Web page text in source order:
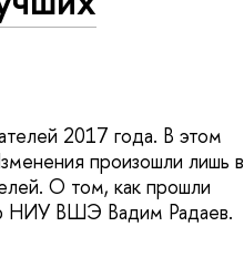
2017 года. В этом
произошли лишь в
О том, как прошли
НИУ ВШЭ Вадим Радаев.